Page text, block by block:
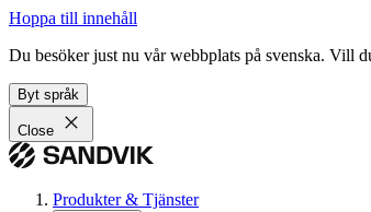
Hoppa till innehåll
Du besöker just nu vår webbplats på svenska. Vill
Byt språk
Close
Produkter & Tjänster